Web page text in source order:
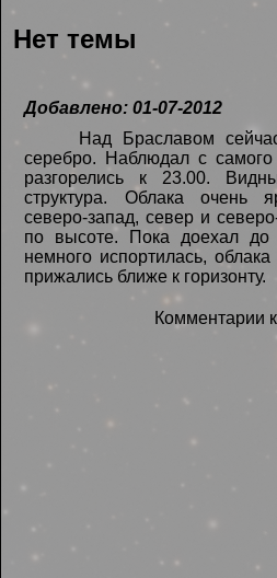
Нет темы
Добавлено: 01-07-2012
Над Браславом
серебро. Наблюдал с
разгорелись к 23.00.
структура. Облака очень
северо-запад, север и
по высоте. Пока доехал
немного испортилась,
прижались ближе к горизонту.
Комментарии